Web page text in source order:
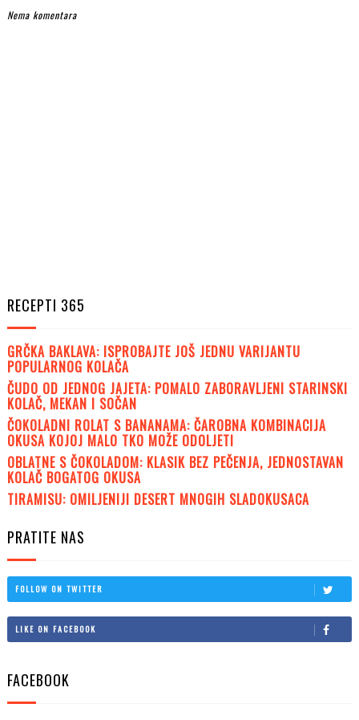
Nema komentara
RECEPTI 365
GRČKA BAKLAVA: ISPROBAJTE JOŠ JEDNU VARIJANTU
POPULARNOG KOLAČA
ČUDO OD JEDNOG JAJETA: POMALO ZABORAVLJENI STARINSKI
KOLAČ, MEKAN I SOČAN
ČOKOLADNI ROLAT S BANANAMA: ČAROBNA KOMBINACIJA
OKUSA KOJOJ MALO TKO MOŽE ODOLJETI
OBLATNE S ČOKOLADOM: KLASIK BEZ PEČENJA, JEDNOSTAVAN
KOLAČ BOGATOG OKUSA
TIRAMISU: OMILJENIJI DESERT MNOGIH SLADOKUSACA
PRATITE NAS
FOLLOW ON TWITTER
LIKE ON FACEBOOK
FACEBOOK